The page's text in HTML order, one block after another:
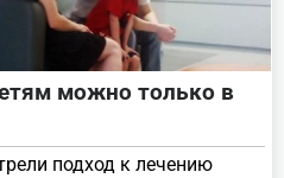
можно только в
подход к лечению